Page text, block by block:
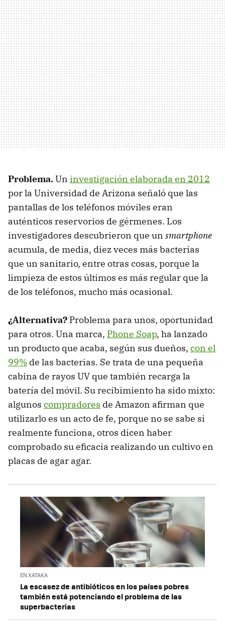
Problema.Un investigación elaborada en 2012
por la Universidad de Arizona señaló que las
pantallas de los teléfonos móviles eran
auténticos reservorios de gérmenes. Los
investigadores descubrieron que un smartphone
acumula, de media, diez veces más bacterias
que un sanitario, entre otras cosas, porque la
limpieza de estos últimos es más regular que la
de los teléfonos, mucho más ocasional.
¿Alternativa? Problema para unos, oportunidad
para otros. Una marca, Phone Soap, ha lanzado
un producto que acaba, según sus dueños, con el
99% de las bacterias. Se trata de una pequeña
cabina de rayos UV que también recarga la
batería del móvil. Su recibimiento ha sido mixto:
algunos compradores de Amazon afirman que
utilizarlo es un acto de fe, porque no se sabe si
realmente funciona, otros dicen haber
comprobado su eficacia realizando un cultivo en
placas de agar agar.
EN XATAKA
La escasez de antibióticos en los países pobres
también está potenciando el problema de las
superbacterias